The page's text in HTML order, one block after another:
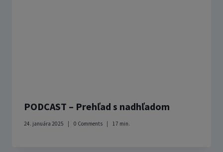
PODCAST – Prehľad s nadhľadom
24. januára 2025 0 Comments 17 min.